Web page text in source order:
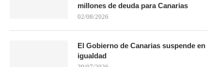
millones de deuda para Canarias
02/08/2026
El Gobierno de Canarias suspende en
igualdad